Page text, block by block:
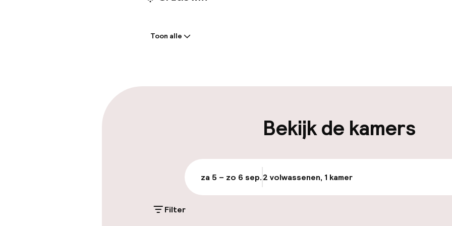
Parkeergelegenheid op eigen
Gratis parkeren
Openbaar parkeren
Transferservice
Toon alle
Bekijk de kamers
za 5 – zo 6 sep.2 volwassenen, 1 kamer
Filter